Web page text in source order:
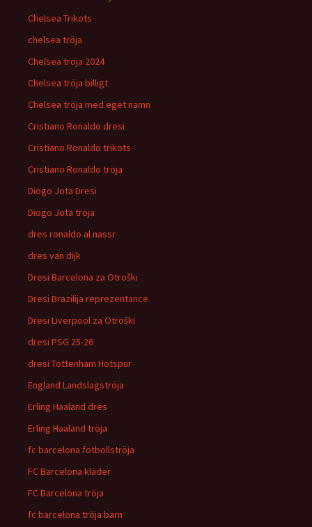
Chelsea Trikots
chelsea tröja
Chelsea tröja 2024
Chelsea tröja billigt
Chelsea tröja med eget namn
Cristiano Ronaldo dresi
Cristiano Ronaldo trikots
Cristiano Ronaldo tröja
Diogo Jota Dresi
Diogo Jota tröja
dres ronaldo al nassr
dres van dijk
Dresi Barcelona za Otroški
Dresi Brazilija reprezentance
Dresi Liverpool za Otroški
dresi PSG 25-26
dresi Tottenham Hotspur
England Landslagströja
Erling Haaland dres
Erling Haaland tröja
fc barcelona fotbollströja
FC Barcelona kläder
FC Barcelona tröja
fc barcelona tröja barn